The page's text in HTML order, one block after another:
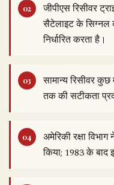
जीपीएस रिसीवर
सैटेलाइट के
निर्धारित करता है।
सामान्य रिसीवर
तक की सटीकता
अमेरिकी रक्षा
किया; 1983 के बाद